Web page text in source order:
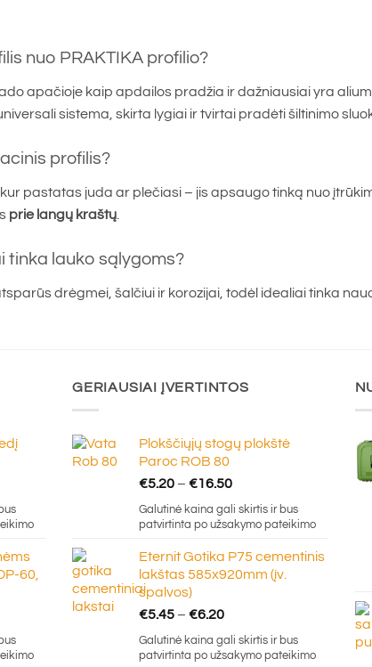
nuo PRAKTIKA profilio?
apačioje kaip apdailos pradžia ir dažniausiai yra
sistema, skirta lygiai ir tvirtai pradėti šiltinimo
profilis?
pastatas juda ar plečiasi – jis apsaugo tinką nuo
prie langų kraštų.
tinka lauko sąlygoms?
drėgmei, šalčiui ir korozijai, todėl idealiai tinka
60,
GERIAUSIAI ĮVERTINTOS
Plokščiųjų stogų plokštė
Paroc ROB 80
€5.20 – €16.50Price
range:
€5.20
€16.50
Galutinė kaina gali skirtis ir bus
patvirtinta po užsakymo pateikimo
Eternit Gotika P75 cementinis
lakštas 585x920mm (įv.
spalvos)
€5.45 – €6.20Price
range:
€5.45
Galutinė kaina gali skirtis ir bus
patvirtinta po užsakymo pateikimo